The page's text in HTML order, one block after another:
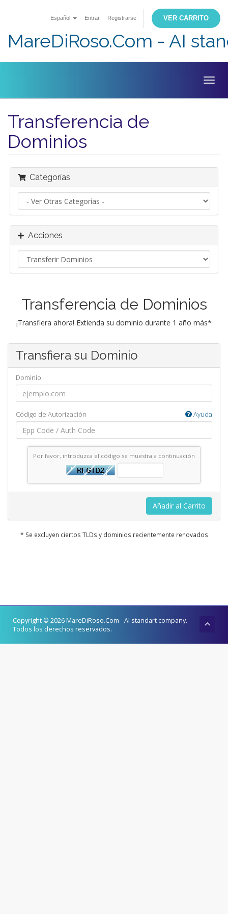
Español Entrar Registrarse VER CARRITO
MareDiRoso.Com - AI
Transferencia de
Dominios
Categorías
Acciones
Transferencia de Dominios
¡Transfiera ahora! Extienda su dominio durante 1 año más*
Transfiera su Dominio
Dominio
Código de Autorización Ayuda
Por favor, introduzca el código se muestra a continuación
Añadir al Carrito
* Se excluyen ciertos TLDs y dominios recientemente renovados
Copyright © 2026 MareDiRoso.Com - AI standart company.
Todos los derechos reservados.